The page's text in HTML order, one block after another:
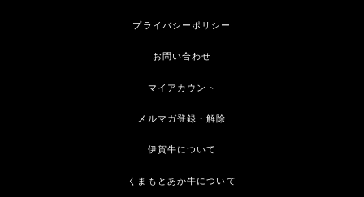
プライバシーポリシー
お問い合わせ
マイアカウント
メルマガ登録・解除
伊賀牛について
くまもとあか牛について